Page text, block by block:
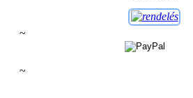
~
~